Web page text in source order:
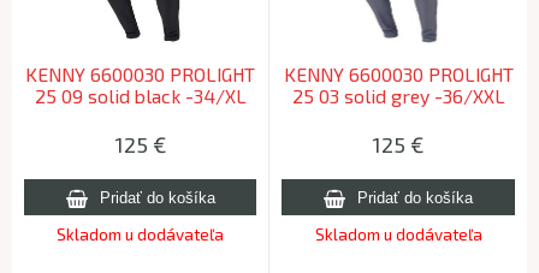
KENNY 6600030 PROLIGHT
25 09 solid black -34/XL
125 €
Skladom u dodávateľa
KENNY 6600030 PROLIGHT
25 03 solid grey -36/XXL
125 €
Skladom u dodávateľa